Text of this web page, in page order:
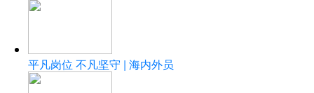
平凡岗位 不凡坚守 | 海内外员